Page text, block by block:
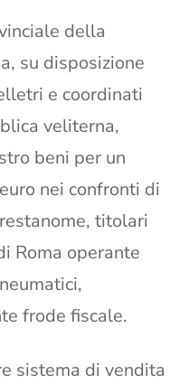
della
su disposizione
e coordinati
veliterna,
beni per un
nei confronti di
titolari
Roma operante
frode fiscale.
sistema di vendita